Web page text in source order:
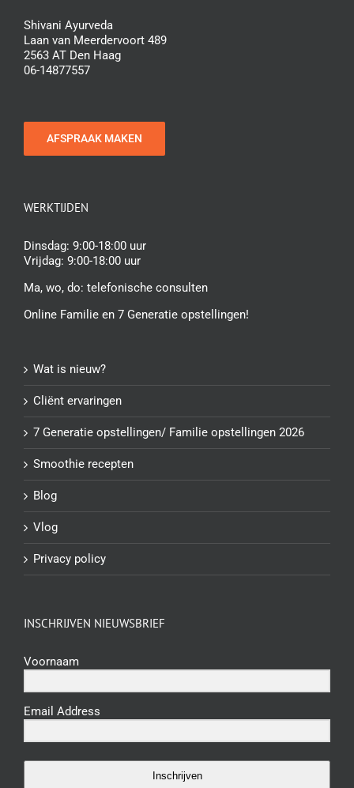
Shivani Ayurveda
Laan van Meerdervoort 489
2563 AT Den Haag
06-14877557
AFSPRAAK MAKEN
WERKTIJDEN
Dinsdag: 9:00-18:00 uur
Vrijdag: 9:00-18:00 uur
Ma, wo, do: telefonische consulten
Online Familie en 7 Generatie opstellingen!
Wat is nieuw?
Cliënt ervaringen
7 Generatie opstellingen/ Familie opstellingen 2026
Smoothie recepten
Blog
Vlog
Privacy policy
INSCHRIJVEN NIEUWSBRIEF
Voornaam
Email Address
Inschrijven